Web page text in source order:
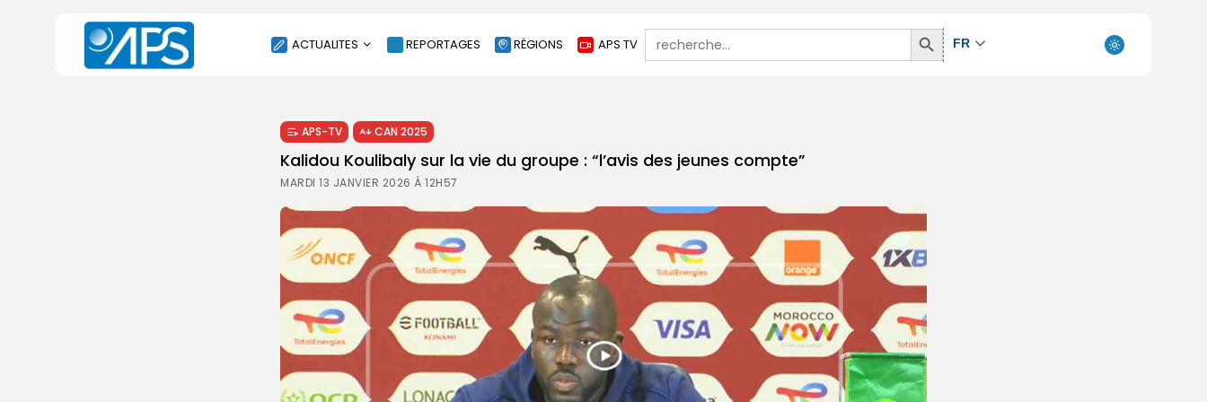
ACTUALITES
SOCIÉTÉ
ÉCONOMIE
CULTURE
ENVIRONNEMENT
INTERNATIONAL
AGENDA
SANTE
REPORTAGES RÉGIONS APS TV
Search
for:
Search
Button
FR
APS-TV CAN 2025
Kalidou Koulibaly sur la vie du groupe : “l’avis des jeunes compte”
MARDI 13 JANVIER 2026 À 12H57